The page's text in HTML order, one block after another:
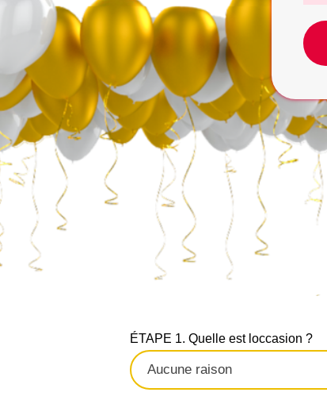
ÉTAPE 1. Quelle est loccasion ?